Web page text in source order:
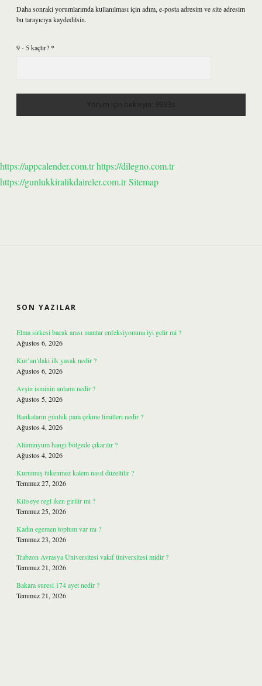
Daha sonraki yorumlarımda kullanılması için adım, e-posta adresim ve site adresim
bu tarayıcıya kaydedilsin.
9 - 5 kaçtır? *
https://appcalender.com.trhttps://dilegno.com.tr
https://gunlukkiralikdaireler.com.trSitemap
SON YAZILAR
Elma sirkesi bacak arası mantar enfeksiyonuna iyi gelir mi ?
Ağustos 6, 2026
Kur’an’daki ilk yasak nedir ?
Ağustos 6, 2026
Avşin isminin anlamı nedir ?
Ağustos 5, 2026
Bankaların günlük para çekme limitleri nedir ?
Ağustos 4, 2026
Alüminyum hangi bölgede çıkarılır ?
Ağustos 4, 2026
Kurumuş tükenmez kalem nasıl düzeltilir ?
Temmuz 27, 2026
Kiliseye regl iken girilir mi ?
Temmuz 25, 2026
Kadın egemen toplum var mı ?
Temmuz 23, 2026
Trabzon Avrasya Üniversitesi vakıf üniversitesi midir ?
Temmuz 21, 2026
Bakara suresi 174 ayet nedir ?
Temmuz 21, 2026